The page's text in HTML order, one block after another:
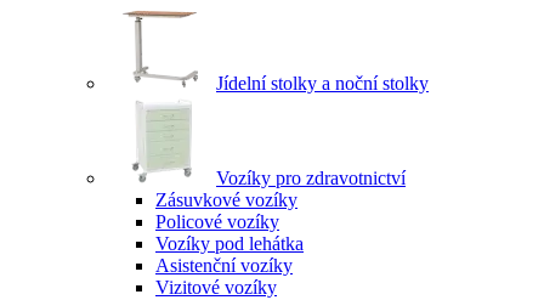
Jídelní stolky a noční stolky
Vozíky pro zdravotnictví
Zásuvkové vozíky
Policové vozíky
Vozíky pod lehátka
Asistenční vozíky
Vizitové vozíky